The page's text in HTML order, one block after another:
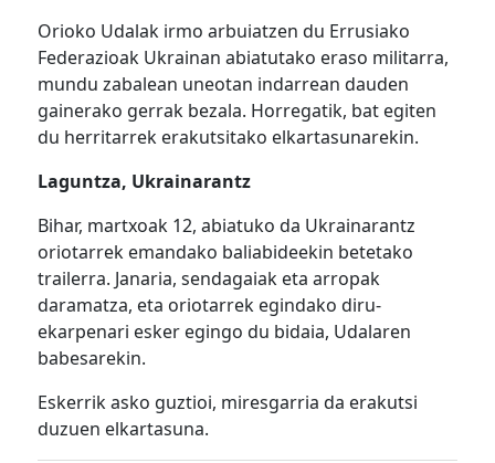
Orioko Udalak irmo arbuiatzen du Errusiako
Federazioak Ukrainan abiatutako eraso militarra,
mundu zabalean uneotan indarrean dauden
gainerako gerrak bezala. Horregatik, bat egiten
du herritarrek erakutsitako elkartasunarekin.
Laguntza, Ukrainarantz
Bihar, martxoak 12, abiatuko da Ukrainarantz
oriotarrek emandako baliabideekin betetako
trailerra. Janaria, sendagaiak eta arropak
daramatza, eta oriotarrek egindako diru-
ekarpenari esker egingo du bidaia, Udalaren
babesarekin.
Eskerrik asko guztioi, miresgarria da erakutsi
duzuen elkartasuna.